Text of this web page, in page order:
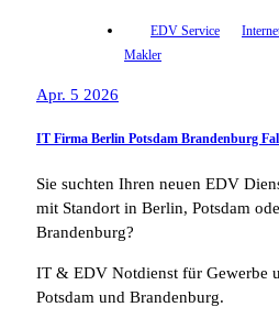
EDV Service
Makler
Apr. 5 2026
IT Firma Berlin Potsdam Brandenburg
Sie suchten Ihren neuen EDV
mit Standort in Berlin, Potsdam
Brandenburg?
IT & EDV Notdienst für Gewerbe
Potsdam und Brandenburg.